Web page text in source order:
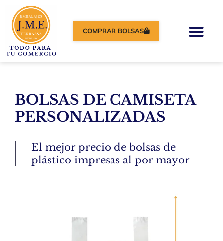
COMPRAR BOLSAS
BOLSAS DE CAMISETA
PERSONALIZADAS
El mejor precio de bolsas de
plástico impresas al por mayor